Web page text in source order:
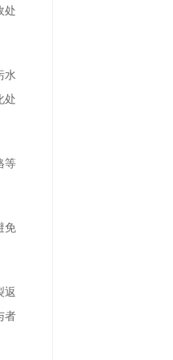
处
水
处
等
免
返
者